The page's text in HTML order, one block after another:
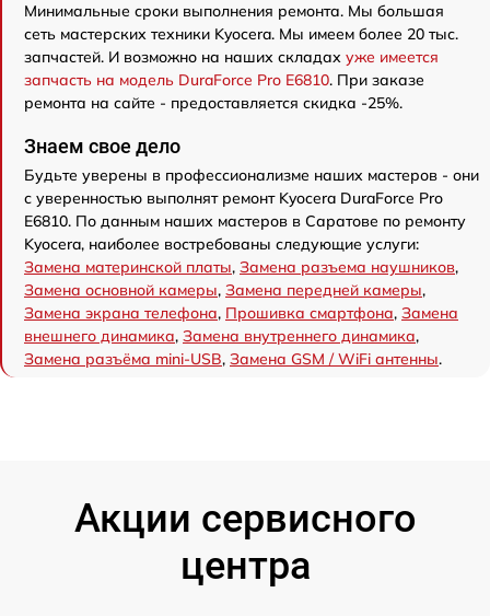
Минимальные сроки выполнения ремонта. Мы большая
сеть мастерских техники Kyocera. Мы имеем более 20 тыс.
запчастей. И возможно на наших складах уже имеется
запчасть на модель DuraForce Pro E6810. При заказе
ремонта на сайте - предоставляется скидка -25%.
Знаем свое дело
Будьте уверены в профессионализме наших мастеров - они
с уверенностью выполнят ремонт Kyocera DuraForce Pro
E6810. По данным наших мастеров в Саратове по ремонту
Kyocera, наиболее востребованы следующие услуги:
Замена материнской платы, Замена разъема наушников,
Замена основной камеры, Замена передней камеры,
Замена экрана телефона, Прошивка смартфона, Замена
внешнего динамика, Замена внутреннего динамика,
Замена разъёма mini-USB, Замена GSM / WiFi антенны.
Акции сервисного
центра